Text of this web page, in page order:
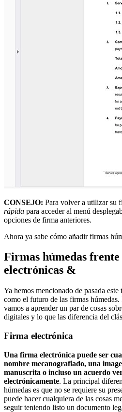
CONSEJO: Para volver a utilizar su
rápida para acceder al menú
opciones de firma anteriores.
Ahora ya sabe cómo añadir firmas
Firmas húmedas
electrónicas &
Ya hemos mencionado de pasada
como el futuro de las firmas húmedas.
vamos a aprender un par de cosas
digitales y lo que las diferencia del
Firma electrónica
Una firma electrónica puede ser
nombre mecanografiado, una
manuscrita o incluso un acuerdo
electrónicamente. La principal
húmedas es que no se requiere su
puede hacer cualquiera de las cosas
seguir teniendo listo un documento